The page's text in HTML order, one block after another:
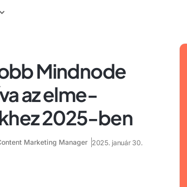
Mindnode
az elme-
2025-ben
Marketing Manager 2025. január 30.